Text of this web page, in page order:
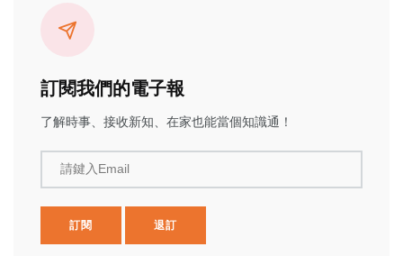
訂閱我們的電子報
了解時事、接收新知、在家也能當個知識通！
請鍵入Email
訂閱 退訂